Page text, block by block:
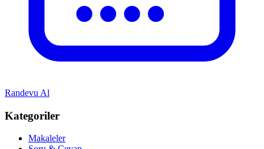
Randevu Al
Kategoriler
Makaleler